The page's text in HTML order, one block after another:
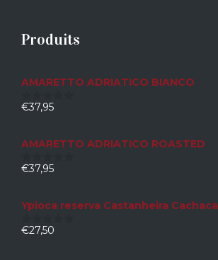
Produits
AMARETTO ADRIATICO BIANCO
0
€37,95
AMARETTO ADRIATICO ROASTED
0
€37,95
Ypioca reserva Castanheira Cachaca
0
€27,50